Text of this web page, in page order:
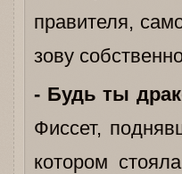
правителя,
зову
- Будь ты
Фиссет,
котором